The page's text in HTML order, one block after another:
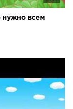
нужно всем